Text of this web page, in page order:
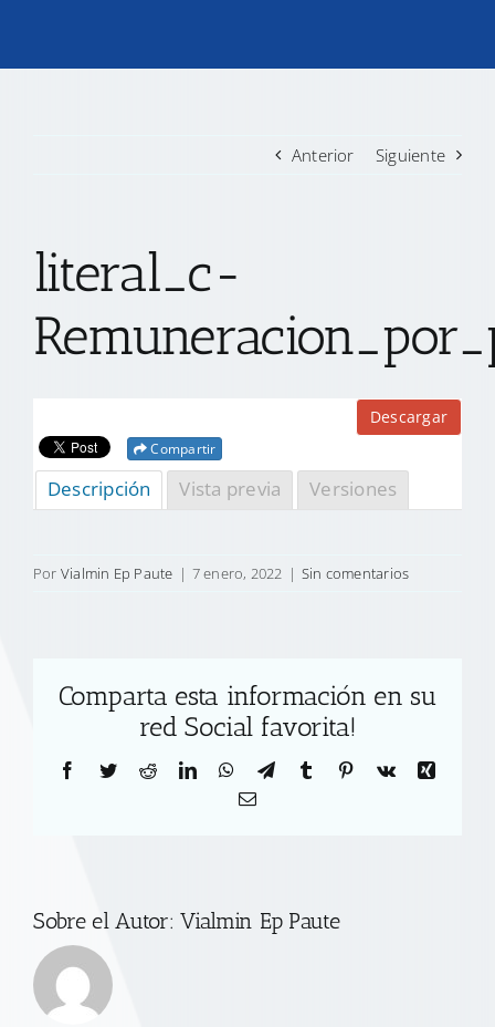
TRANSPARENCIA
CONTACTO
Anterior Siguiente
literal_c-
Descargar
Compartir
Descripción Vista previa Versiones
Por Vialmin Ep Paute | 7 enero, 2022 | Sin comentarios
Comparta esta información en su
red Social favorita!
Facebook
TwitterRedditLinkedInWhatsApp
TelegramTumblr Pinterest
Vk
Xing
Correo
Sobre el Autor:Vialmin Ep Paute